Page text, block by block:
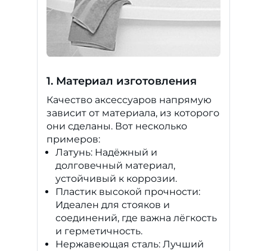
1. Материал изготовления
Качество аксессуаров напрямую
зависит от материала, из которого
они сделаны. Вот несколько
примеров:
Латунь: Надёжный и
долговечный материал,
устойчивый к коррозии.
Пластик высокой прочности:
Идеален для стояков и
соединений, где важна лёгкость
и герметичность.
Нержавеющая сталь: Лучший